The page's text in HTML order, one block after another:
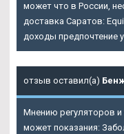
может что в России,
доставка Саратов:
доходы предпочтение
отзыв оставил(а)
Мнению регуляторов и
может показания: